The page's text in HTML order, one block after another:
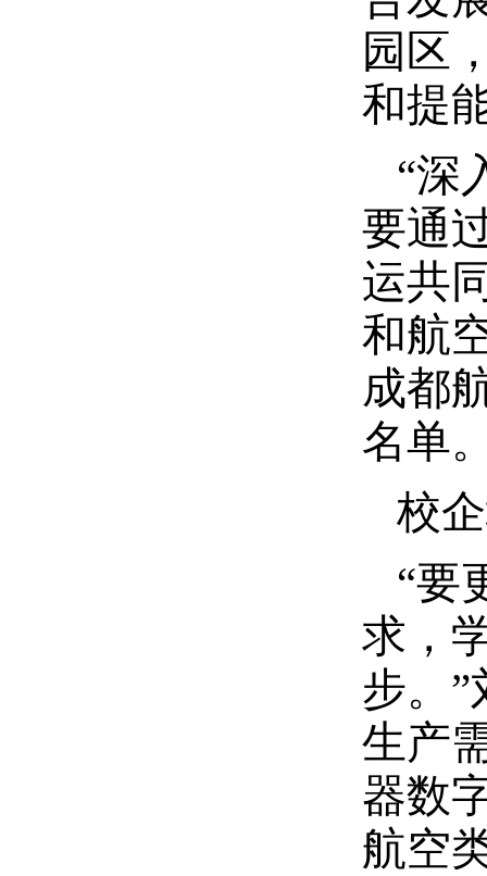
园区
和提
“深
要通
运共
和航
成都
名单
校
“要
求，
步。
生产
器数
航空